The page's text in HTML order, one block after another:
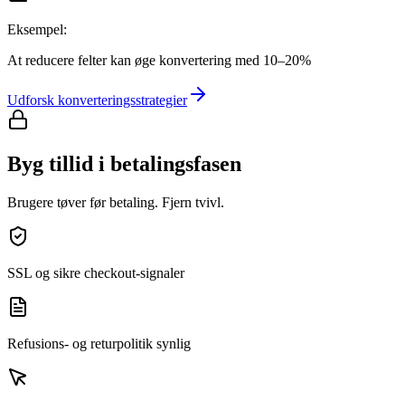
Eksempel:
At reducere felter kan øge konvertering med 10–20%
Udforsk konverteringsstrategier
Byg tillid i betalingsfasen
Brugere tøver før betaling. Fjern tvivl.
SSL og sikre checkout-signaler
Refusions- og returpolitik synlig